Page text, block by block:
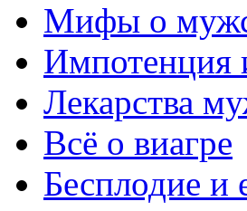
Мифы о
Импотенция
Лекарства
Всё о виагре
Бесплодие и